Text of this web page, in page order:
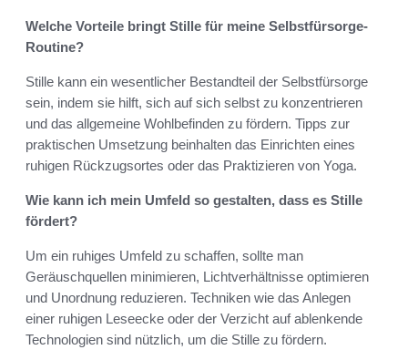
Welche Vorteile bringt Stille für meine Selbstfürsorge-
Routine?
Stille kann ein wesentlicher Bestandteil der Selbstfürsorge
sein, indem sie hilft, sich auf sich selbst zu konzentrieren
und das allgemeine Wohlbefinden zu fördern. Tipps zur
praktischen Umsetzung beinhalten das Einrichten eines
ruhigen Rückzugsortes oder das Praktizieren von Yoga.
Wie kann ich mein Umfeld so gestalten, dass es Stille
fördert?
Um ein ruhiges Umfeld zu schaffen, sollte man
Geräuschquellen minimieren, Lichtverhältnisse optimieren
und Unordnung reduzieren. Techniken wie das Anlegen
einer ruhigen Leseecke oder der Verzicht auf ablenkende
Technologien sind nützlich, um die Stille zu fördern.